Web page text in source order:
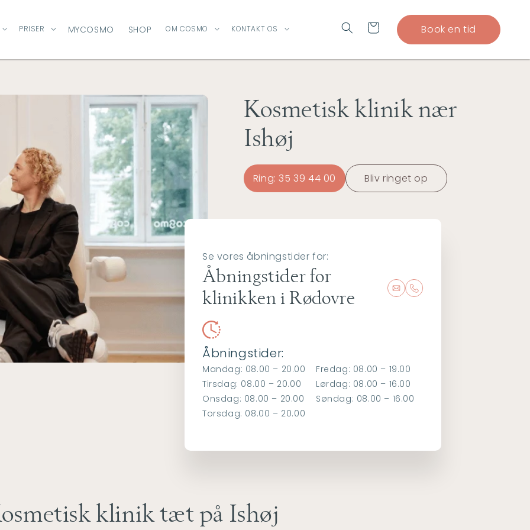
PRISER MYCOSMO SHOP OM COSMO KONTAKT OS Indkøbskurv Book en tid
Kosmetisk klinik nær
Ishøj
Ring: 35 39 44 00 Bliv ringet op
Se vores åbningstider for:
Åbningstider for
klinikken i Rødovre
Åbningstider:
Mandag: 08.00 – 20.00
Tirsdag: 08.00 – 20.00
Onsdag: 08.00 – 20.00
Torsdag: 08.00 – 20.00
Fredag: 08.00 – 19.00
Lørdag: 08.00 – 16.00
Søndag: 08.00 – 16.00
klinik tæt på Ishøj